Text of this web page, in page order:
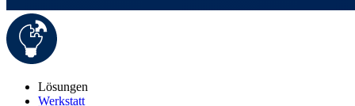
Lösungen
Werkstatt